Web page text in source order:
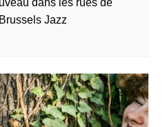
dans les rues de
Jazz